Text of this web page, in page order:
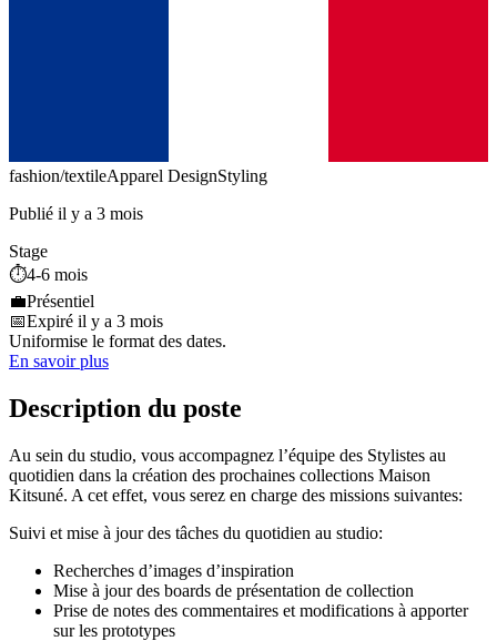
fashion/textileApparel DesignStyling
Publié il y a 3 mois
Stage
⏱️4-6 mois
💼Présentiel
📅Expiré il y a 3 mois
Uniformise le format des dates.
En savoir plus
Description du poste
Au sein du studio, vous accompagnez l’équipe des Stylistes au
quotidien dans la création des prochaines collections Maison
Kitsuné. A cet effet, vous serez en charge des missions suivantes:
Suivi et mise à jour des tâches du quotidien au studio:
Recherches d’images d’inspiration
Mise à jour des boards de présentation de collection
Prise de notes des commentaires et modifications à apporter
sur les prototypes